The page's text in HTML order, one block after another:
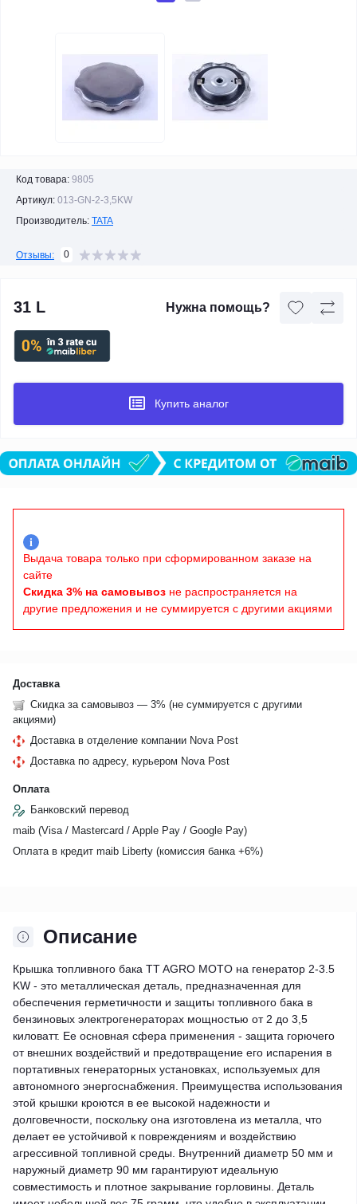
Код товара: 9805
Артикул: 013-GN-2-3,5KW
Производитель: TATA
Отзывы: 0
31 L Нужна помощь?
Купить аналог
i
Выдача товара только при сформированном заказе на
сайте
Скидка 3% на самовывоз не распространяется на
другие предложения и не суммируется с другими акциями
Доставка
Скидка за самовывоз — 3% (не суммируется с другими
акциями)
Доставка в отделение компании Nova Post
Доставка по адресу, курьером Nova Post
Оплата
Банковский перевод
maib (Visa / Mastercard / Apple Pay / Google Pay)
Оплата в кредит maib Liberty (комиссия банкa +6%)
Описание
Крышка топливного бака TT AGRO MOTO на генератор 2-3.5
KW - это металлическая деталь, предназначенная для
обеспечения герметичности и защиты топливного бака в
бензиновых электрогенераторах мощностью от 2 до 3,5
киловатт. Ее основная сфера применения - защита горючего
от внешних воздействий и предотвращение его испарения в
портативных генераторных установках, используемых для
автономного энергоснабжения. Преимущества использования
этой крышки кроются в ее высокой надежности и
долговечности, поскольку она изготовлена из металла, что
делает ее устойчивой к повреждениям и воздействию
агрессивной топливной среды. Внутренний диаметр 50 мм и
наружный диаметр 90 мм гарантируют идеальную
совместимость и плотное закрывание горловины. Деталь